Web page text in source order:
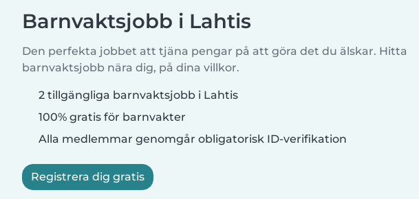
Barnvaktsjobb i Lahtis
Den perfekta jobbet att tjäna pengar på att göra det du älskar. Hitta
barnvaktsjobb nära dig, på dina villkor.
2 tillgängliga barnvaktsjobb i Lahtis
100% gratis för barnvakter
Alla medlemmar genomgår obligatorisk ID-verifikation
Registrera dig gratis